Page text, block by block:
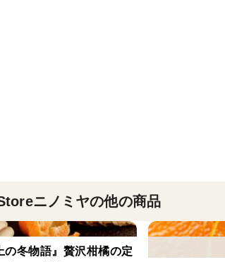
ニノミヤの他の商品
の冬物語』贅沢柑橘の定